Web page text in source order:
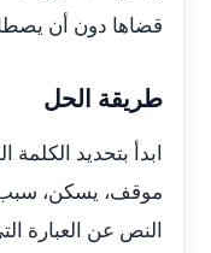
قضاها دون أن
طريقة الحل
ابدأ بتحديد
موقف، يسكن،
النص عن العبارة